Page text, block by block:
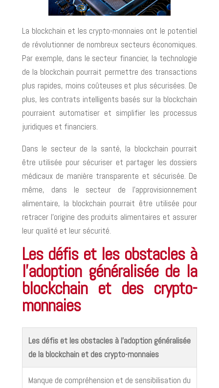
La blockchain et les crypto-monnaies ont le potentiel
de révolutionner de nombreux secteurs économiques.
Par exemple, dans le secteur financier, la technologie
de la blockchain pourrait permettre des transactions
plus rapides, moins coûteuses et plus sécurisées. De
plus, les contrats intelligents basés sur la blockchain
pourraient automatiser et simplifier les processus
juridiques et financiers.
Dans le secteur de la santé, la blockchain pourrait
être utilisée pour sécuriser et partager les dossiers
médicaux de manière transparente et sécurisée. De
même, dans le secteur de l’approvisionnement
alimentaire, la blockchain pourrait être utilisée pour
retracer l’origine des produits alimentaires et assurer
leur qualité et leur sécurité.
Les défis et les obstacles à
l’adoption généralisée de la
blockchain et des crypto-
monnaies
Les défis et les obstacles à l’adoption généralisée
de la blockchain et des crypto-monnaies
Manque de compréhension et de sensibilisation du